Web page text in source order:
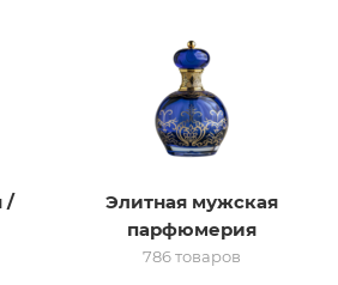
/
Элитная мужская
парфюмерия
786 товаров